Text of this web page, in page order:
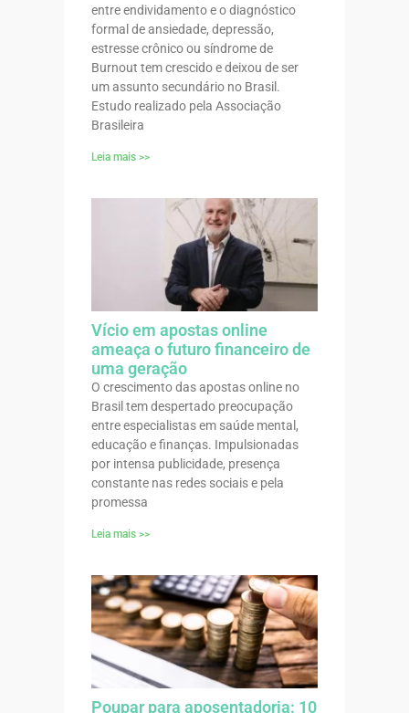
entre endividamento e o diagnóstico
formal de ansiedade, depressão,
estresse crônico ou síndrome de
Burnout tem crescido e deixou de ser
um assunto secundário no Brasil.
Estudo realizado pela Associação
Brasileira
Leia mais >>
Vício em apostas online
ameaça o futuro financeiro de
uma geração
O crescimento das apostas online no
Brasil tem despertado preocupação
entre especialistas em saúde mental,
educação e finanças. Impulsionadas
por intensa publicidade, presença
constante nas redes sociais e pela
promessa
Leia mais >>
Poupar para aposentadoria: 10